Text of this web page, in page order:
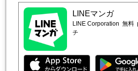
LINEマンガ
LINE Corporation 無料
チ